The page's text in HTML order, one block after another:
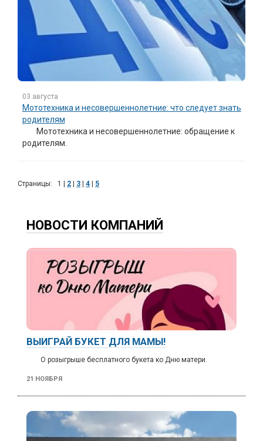
03 августа
Мототехника и несовершеннолетние: что следует знать
родителям
Мототехника и несовершеннолетние: обращение к
родителям.
Страницы: 1 2 3 4 5
НОВОСТИ КОМПАНИЙ
ВЫИГРАЙ БУКЕТ ДЛЯ МАМЫ!
О розыгрыше бесплатного букета ко Дню матери.
21 НОЯБРЯ